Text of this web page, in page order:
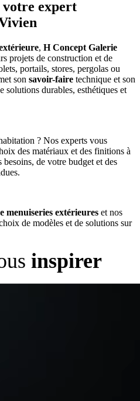
votre expert
, H Concept Galerie
projets de construction et de
portails, stores, pergolas ou
son savoir-faire technique et son
solutions durables, esthétiques et
? Nos experts vous
des matériaux et des finitions à
de votre budget et des
menuiseries extérieures et nos
de modèles et de solutions sur
inspirer